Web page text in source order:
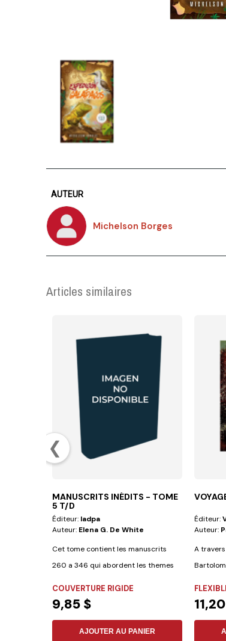
AUTEUR
Michelson Borges
Articles similaires
❮
MANUSCRITS INÉDITS - TOME
5 T/D
Éditeur: Iadpa
Auteur: Elena G. De White
Cet tome contient les manuscrits
260 a 346 qui abordent les themes
COUVERTURE RIGIDE
9,85 $
AJOUTER AU PANIER
Éditeur:
Auteur:
A